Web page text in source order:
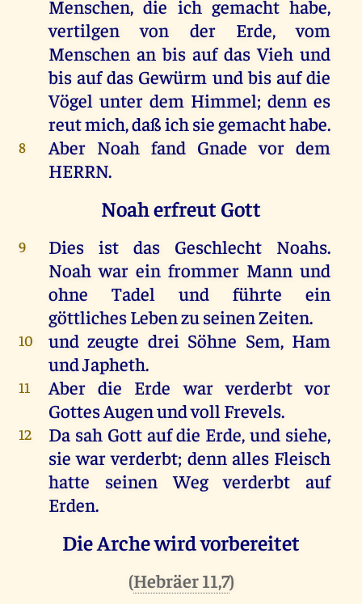
Menschen, die ich gemachthabe,
vertilgen
von der Erde, vom
Menschenan bis aufdasVieh und
bis auf das Gewürm und bis auf die
Vögel unter dem Himmel; denn es
reutmich, daß ich sie gemachthabe.
8 Aber Noah fand Gnade vor dem
HERRN.
Noah erfreut Gott
9 Dies ist das Geschlecht Noahs.
Noahwar einfrommer Mann und
ohne Tadel und führte ein
göttlichesLebenzu seinenZeiten.
10 und zeugte drei Söhne Sem, Ham
undJapheth.
11 Aber die Erde warverderbtvor
GottesAugenundvoll Frevels.
12 Da sah Gottauf die Erde, und siehe,
sie warverderbt; denn alles Fleisch
hatte seinenWeg verderbt auf
Erden.
Die Arche wird vorbereitet
(Hebräer 11,7)